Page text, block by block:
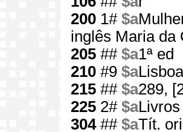
200 1# $a
inglês Maria da
205 ## $a1ª ed
210 #9 $aLisboa
215 ## $a289,
225 2# $a
304## $aTít.